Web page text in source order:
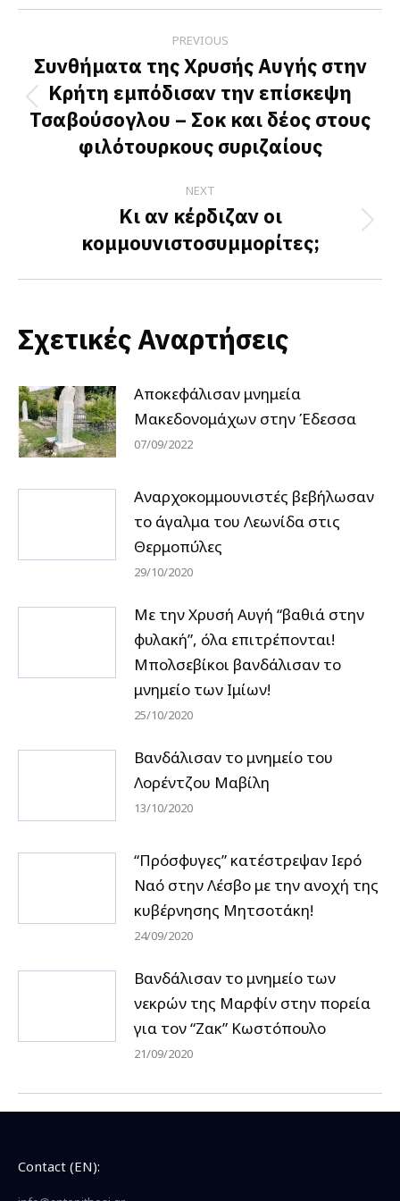
Facebook
X
LinkedIn
navigation
PREVIOUS
Previous
post:
Συνθήματα της Χρυσής Αυγής στην
Κρήτη εμπόδισαν την επίσκεψη
Τσαβούσογλου – Σοκ και δέος στους
φιλότουρκους συριζαίους
NEXT
Next
post:
Κι αν κέρδιζαν οι
κομμουνιστοσυμμορίτες;
Σχετικές Αναρτήσεις
Αποκεφάλισαν μνημεία
Μακεδονομάχων στην Έδεσσα
07/09/2022
Αναρχοκομμουνιστές βεβήλωσαν
το άγαλμα του Λεωνίδα στις
Θερμοπύλες
29/10/2020
Με την Χρυσή Αυγή “βαθιά στην
φυλακή”, όλα επιτρέπονται!
Μπολσεβίκοι βανδάλισαν το
μνημείο των Ιμίων!
25/10/2020
Βανδάλισαν το μνημείο του
Λορέντζου Μαβίλη
13/10/2020
“Πρόσφυγες” κατέστρεψαν Ιερό
Ναό στην Λέσβο με την ανοχή της
κυβέρνησης Μητσοτάκη!
24/09/2020
Βανδάλισαν το μνημείο των
νεκρών της Μαρφίν στην πορεία
για τον “Ζακ” Κωστόπουλο
21/09/2020
Contact (EN):